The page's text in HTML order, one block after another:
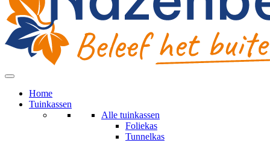
Home
Tuinkassen
Alle tuinkassen
Foliekas
Tunnelkas